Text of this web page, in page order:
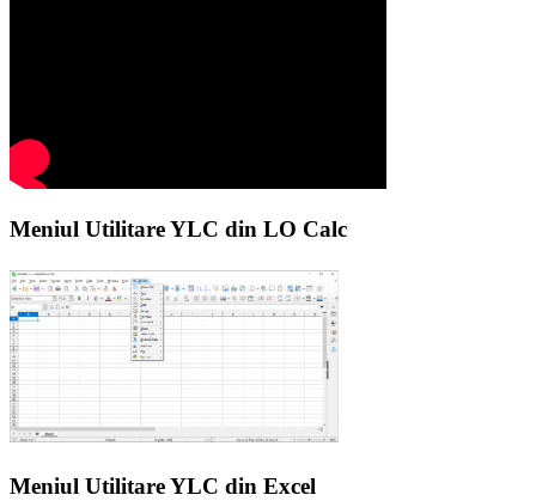
Meniul Utilitare YLC din LO Calc
Meniul Utilitare YLC din Excel